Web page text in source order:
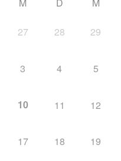
Mannschaft
M D M
27 28 29
3 4 5
10 11 12
17 18 19